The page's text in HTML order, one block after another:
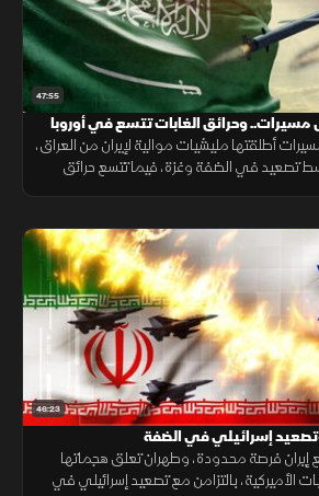
47:55
مسيرات.. وحرائق الغابات تتسع في أوروبا
أطلقتها مليشيات موالية لإيران من العراق،
تصعيد في الضفة وغزة، فيما تتسع حرائق
46:23
إسرائيلي في الضفة
فرصة محدودة، وطهران تعلق هجماتها
الأميركية، بالتزامن مع تصعيد إسرائيلي في